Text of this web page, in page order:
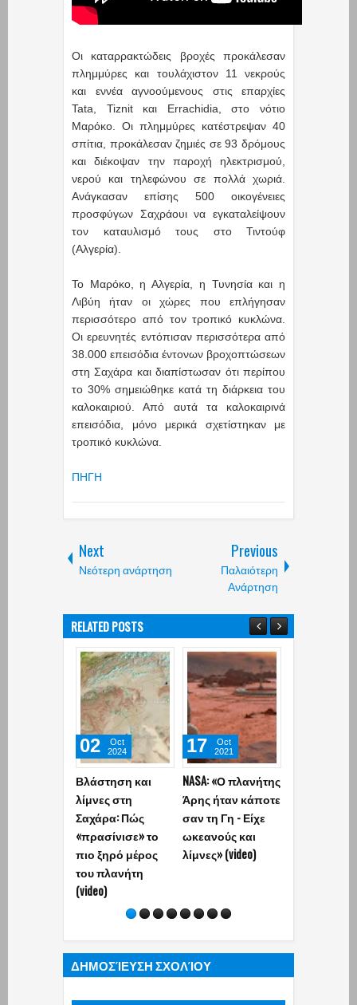
Οι καταρρακτώδεις βροχές προκάλεσαν
πλημμύρες και τουλάχιστον 11 νεκρούς
και εννέα αγνοούμενους στις επαρχίες
Tata, Tiznit και Errachidia, στο νότιο
Μαρόκο. Οι πλημμύρες κατέστρεψαν 40
σπίτια, προκάλεσαν ζημιές σε 93 δρόμους
και διέκοψαν την παροχή ηλεκτρισμού,
νερού και τηλεφώνου σε πολλά χωριά.
Ανάγκασαν επίσης 500 οικογένειες
προσφύγων Σαχράουι να εγκαταλείψουν
τον καταυλισμό τους στο Τιντούφ
(Αλγερία).
Το Μαρόκο, η Αλγερία, η Τυνησία και η
Λιβύη ήταν οι χώρες που επλήγησαν
περισσότερο από τον τροπικό κυκλώνα.
Οι ερευνητές εντόπισαν περισσότερα από
38.000 επεισόδια έντονων βροχοπτώσεων
στη Σαχάρα και διαπίστωσαν ότι περίπου
το 30% σημειώθηκε κατά τη διάρκεια του
καλοκαιριού. Από αυτά τα καλοκαιρινά
επεισόδια, μόνο μερικά σχετίστηκαν με
τροπικό κυκλώνα.
ΠΗΓΗ
Next
Νεότερη ανάρτηση
Previous
Παλαιότερη
Ανάρτηση
RELATED POSTS
Βλάστηση και
λίμνες στη
Σαχάρα: Πώς
«πρασίνισε» το
πιο ξηρό μέρος
του πλανήτη
(video)
02
Oct
2024
NASA: «Ο πλανήτης
Άρης ήταν κάποτε
σαν τη Γη - Είχε
ωκεανούς και
λίμνες» (video)
17
Oct
2021
ΔΗΜΟΣΊΕΥΣΗ ΣΧΟΛΊΟΥ